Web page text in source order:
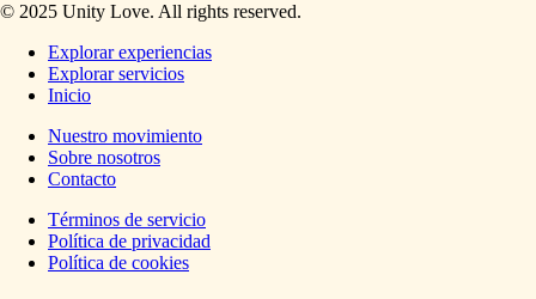
© 2025 Unity Love. All rights reserved.
Explorar experiencias
Explorar servicios
Inicio
Nuestro movimiento
Sobre nosotros
Contacto
Términos de servicio
Política de privacidad
Política de cookies